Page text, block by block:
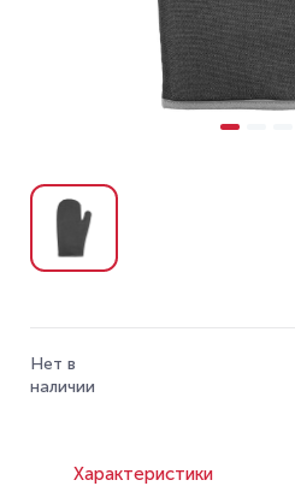
Нет в
наличии
Характеристики